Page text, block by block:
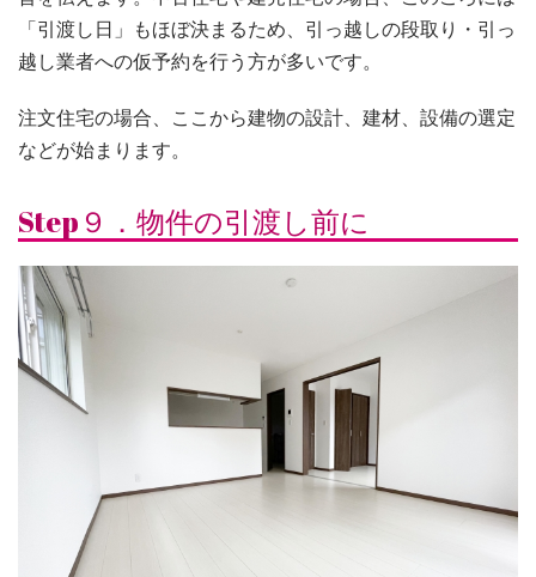
「引渡し日」もほぼ決まるため、引っ越しの段取り・引っ
越し業者への仮予約を行う方が多いです。
注文住宅の場合、ここから建物の設計、建材、設備の選定
などが始まります。
Step９．物件の引渡し前に